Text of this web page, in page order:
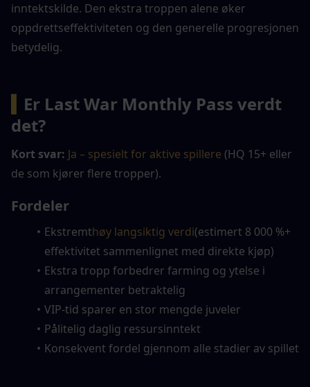
inntektskilde. Den ekstra troppen alene øker
oppdrettseffektiviteten og den generelle progresjonen
betydelig.
Er Last War Monthly Pass verdt
det?
Kort svar: Ja – spesielt for aktive spillere (HQ 15+ eller
de som kjører flere tropper).
Fordeler
Ekstremthøy langsiktig verdi(estimert 8 000 %+
effektivitet sammenlignet med direkte kjøp)
Ekstra tropp forbedrer farming og ytelse i
arrangementer betraktelig
VIP-tid sparer en stor mengde juveler
Pålitelig daglig ressursinntekt
Konsekvent fordel gjennom alle stadier av spillet